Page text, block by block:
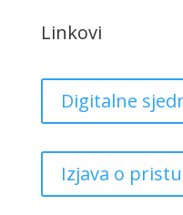
Linkovi
Digitalne
Izjava o